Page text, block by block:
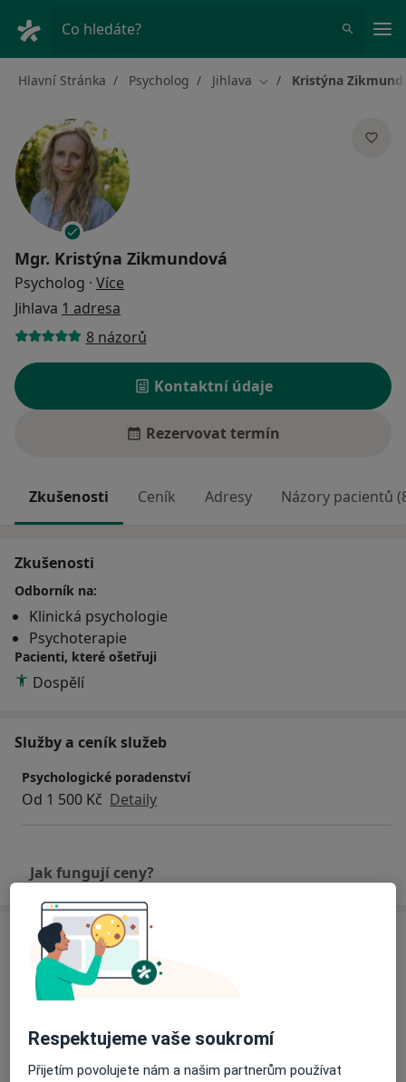
Co hledáte?
Hlavní Stránka Psycholog Jihlava Změna města
Kristýna
Mgr. Kristýna Zikmundová
Psycholog · Více
Jihlava 1 adresa
8 názorů
Kontaktní údaje
Rezervovat termín
Zkušenosti Ceník Adresy Názory pacientů
Zkušenosti
Odborník na:
Klinická psychologie
Psychoterapie
Pacienti, které ošetřuji
Dospělí
Služby a ceník služeb
Psychologické poradenství
Od 1 500 Kč Detaily
Jak fungují ceny?
Adresa
Mgr. Kristýna Zikmundová
Žižkova 93,
Přiblížit mapuse otevře v nové záložce
Respektujeme vaše soukromí
Přijetím povolujete nám a našim partnerům používat